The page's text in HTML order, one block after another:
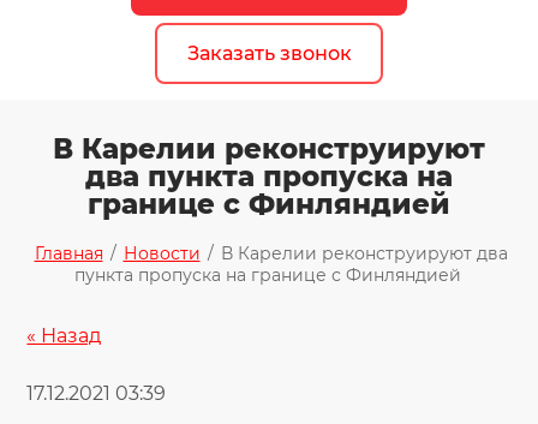
Заказать звонок
В Карелии реконструируют
два пункта пропуска на
границе с Финляндией
Главная / Новости / В Карелии реконструируют два
пункта пропуска на границе с Финляндией
« Назад
17.12.2021 03:39